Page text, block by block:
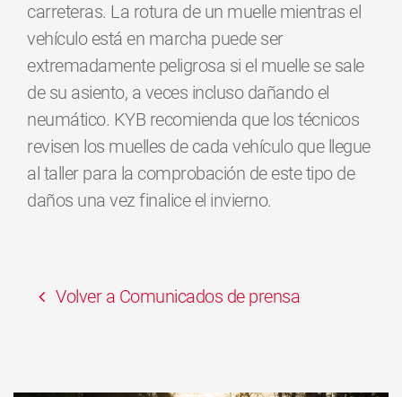
carreteras. La rotura de un muelle mientras el
vehículo está en marcha puede ser
extremadamente peligrosa si el muelle se sale
de su asiento, a veces incluso dañando el
neumático. KYB recomienda que los técnicos
revisen los muelles de cada vehículo que llegue
al taller para la comprobación de este tipo de
daños una vez finalice el invierno.
Volver a Comunicados de prensa